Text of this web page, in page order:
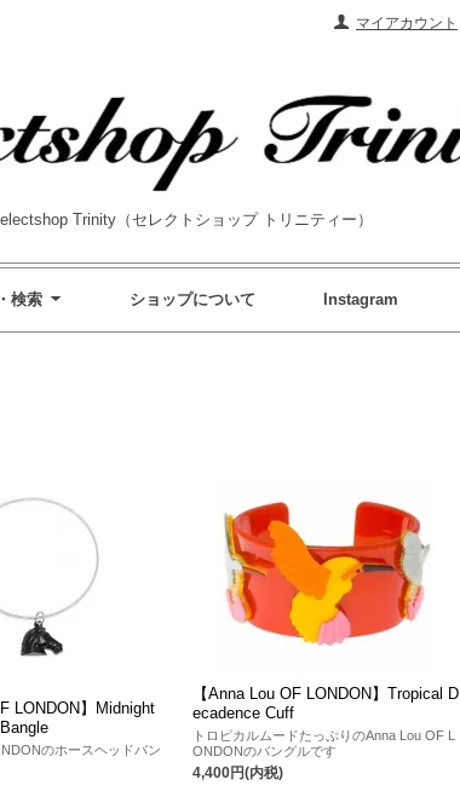
マイアカウント
Trinity（セレクトショップ トリニティー）
検索 ショップについて Instagram
LONDON】Midnight
のホースヘッドバン
【Anna Lou OF LONDON】Tropical D
ecadence Cuff
トロピカルムードたっぷりのAnna Lou OF L
ONDONのバングルです
4,400円(内税)